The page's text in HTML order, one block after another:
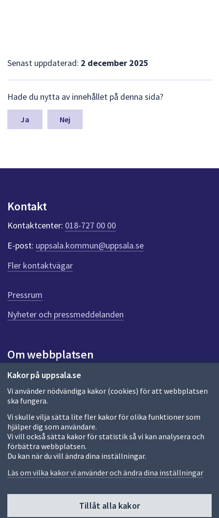
Kakor på uppsala.se
Vi använder nödvändiga kakor (cookies) för att webbplatsen
ska fungera.
Vi skulle vilja sätta lite fler kakor för olika funktioner som
hjälper dig som användare.
Vi vill också sätta kakor för statistik så vi kan analysera och
förbättra webbplatsen.
Du kan när du vill ändra dina inställningar.
Läs om vilka kakor vi använder och ändra dina inställningar
Tillåt alla kakor
Senast uppdaterad: 2 december 2025
ä
m
a
p
k
t
e
f
r
d
n
n
a
a
Hade du nytta av innehållet på denna sida?
Nej
Kontakt
Kontaktcenter: 018-727 00 00
E-post: uppsala.kommun@uppsala.se
Fler kontaktvägar
Pressrum
Nyheter och pressmeddelanden
Om webbplatsen
Om webbplatsen
Allmänna handlingar och diarium
Behandling av personuppgifter
Kakor
Språk (other languages)
Tillgänglighetsredogörelse
Fler sätt att följa oss